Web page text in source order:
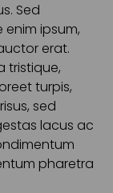
Sed
ipsum,
erat.
tristique,
turpis,
sed
lacus ac
pharetra